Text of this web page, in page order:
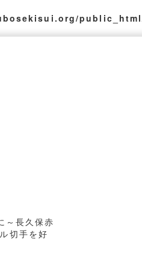
～長久保赤
切手を好